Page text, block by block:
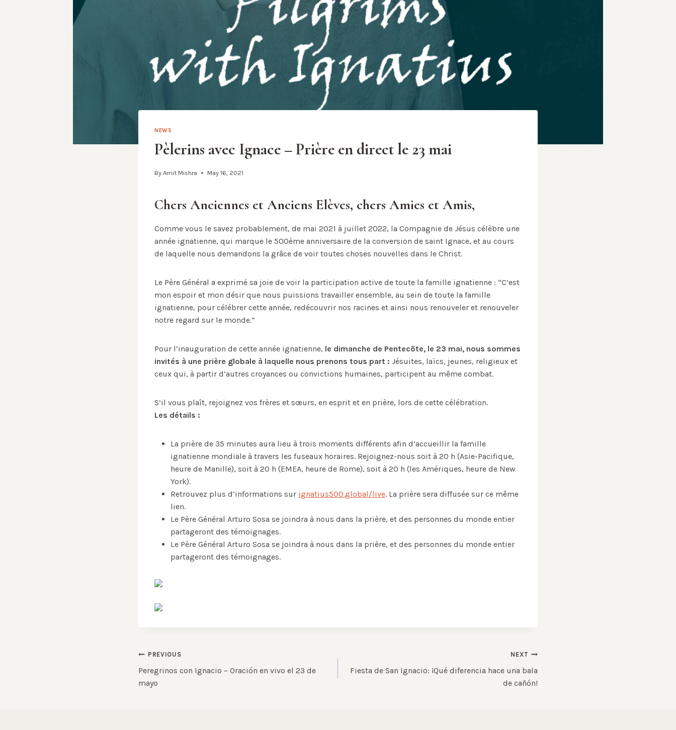
NEWS
Pèlerins avec Ignace – Prière en direct le 23 mai
By Amit Mishra May 16, 2021
Chers Anciennes et Anciens Elèves, chers Amies et Amis,
Comme vous le savez probablement, de mai 2021 à juillet 2022, la Compagnie de Jésus célèbre une
année ignatienne, qui marque le 500ème anniversaire de la conversion de saint Ignace, et au cours
de laquelle nous demandons la grâce de voir toutes choses nouvelles dans le Christ.
Le Père Général a exprimé sa joie de voir la participation active de toute la famille ignatienne : “C’est
mon espoir et mon désir que nous puissions travailler ensemble, au sein de toute la famille
ignatienne, pour célébrer cette année, redécouvrir nos racines et ainsi nous renouveler et renouveler
notre regard sur le monde.”
Pour l’inauguration de cette année ignatienne, le dimanche de Pentecôte, le 23 mai, nous sommes
invités à une prière globale à laquelle nous prenons tous part : Jésuites, laïcs, jeunes, religieux et
ceux qui, à partir d’autres croyances ou convictions humaines, participent au même combat.
S’il vous plaît, rejoignez vos frères et sœurs, en esprit et en prière, lors de cette célébration.
Les détails :
La prière de 35 minutes aura lieu à trois moments différents afin d’accueillir la famille
ignatienne mondiale à travers les fuseaux horaires. Rejoignez-nous soit à 20 h (Asie-Pacifique,
heure de Manille), soit à 20 h (EMEA, heure de Rome), soit à 20 h (les Amériques, heure de New
York).
Retrouvez plus d’informations sur ignatius500.global/live. La prière sera diffusée sur ce même
lien.
Le Père Général Arturo Sosa se joindra à nous dans la prière, et des personnes du monde entier
partageront des témoignages.
Le Père Général Arturo Sosa se joindra à nous dans la prière, et des personnes du monde entier
partageront des témoignages.
Post
navigation
PREVIOUS
Peregrinos con Ignacio – Oración en vivo el 23 de
mayo
NEXT
Fiesta de San Ignacio: ¡Qué diferencia hace una bala
de cañón!